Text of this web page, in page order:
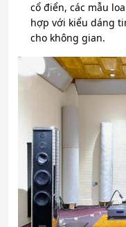
cổ điển, các mẫu
hợp với kiểu dáng
cho không gian.